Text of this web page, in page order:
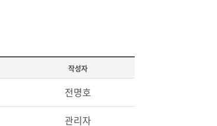
작성자
전명호
관리자